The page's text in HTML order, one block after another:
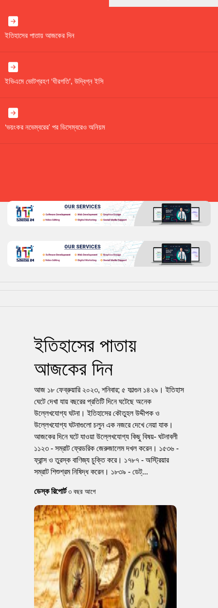
ইতিহাসের পাতায় আজকের দিন
ইভিএমে ভোটগ্রহণ ‘ধীরগতি’, উদ্বিগ্ন ইসি
‘ভয়ংকর নভেম্বরের' পর ডিসেম্বরেও অনিয়ম
ইতিহাসের পাতায়
আজকের দিন
আজ ১৮ ফেব্রুয়ারি ২০২৩, শনিবার; ৫ ফাল্গুন ১৪২৯। ইতিহাস
ঘেটে দেখা যায় বছরের প্রতিটি দিনে ঘটেছে অনেক
উল্লেখযোগ্য ঘটনা। ইতিহাসের কৌতুহল উদ্দীপক ও
উল্লেখযোগ্য ঘটনাগুলো চলুন এক নজরে দেখে নেয়া যাক।
আজকের দিনে ঘটে যাওয়া উল্লেখযোগ্য কিছু বিষয়- ঘটনাবলী
১১২৩ - সম্রাট ফ্রেডরিক জেরুজালেম দখল করেন। ১৫৩৬ -
ফ্রান্স ও তুরস্ক বাণিজ্য চুক্তি করে। ১৭৮৭ - অস্ট্রিয়ার
সম্রাট শিশুশ্রম নিষিদ্ধ করেন। ১৮৩৯ - ডেট্...
ডেস্ক রিপোর্ট ৩ বছর আগে